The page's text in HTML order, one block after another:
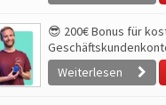
😎 200€ Bonus für
Weiterlesen